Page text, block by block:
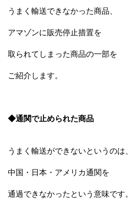
うまく輸送できなかった商品、
アマゾンに販売停止措置を
取られてしまった商品の一部を
ご紹介します。
◆通関で止められた商品
うまく輸送ができないというのは、
中国・日本・アメリカ通関を
通過できなかったという意味です。